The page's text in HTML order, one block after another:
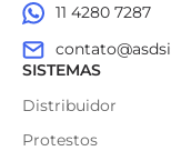
11 4280 7287
SISTEMAS
Distribuidor
Protestos